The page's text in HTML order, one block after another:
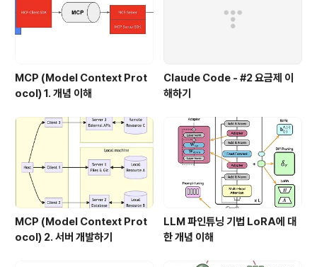
MCP (Model Context Prot
ocol) 1. 개념 이해
Claude Code - #2 요금제 이
해하기
MCP (Model Context Prot
ocol) 2. 서버 개발하기
LLM 파인튜닝 기법 LoRA에 대
한 개념 이해